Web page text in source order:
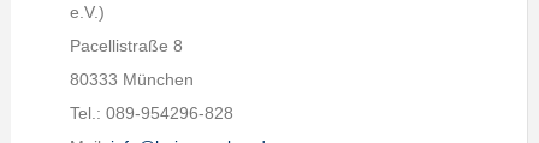
e.V.)
Pacellistraße 8
80333 München
Tel.: 089-954296-828